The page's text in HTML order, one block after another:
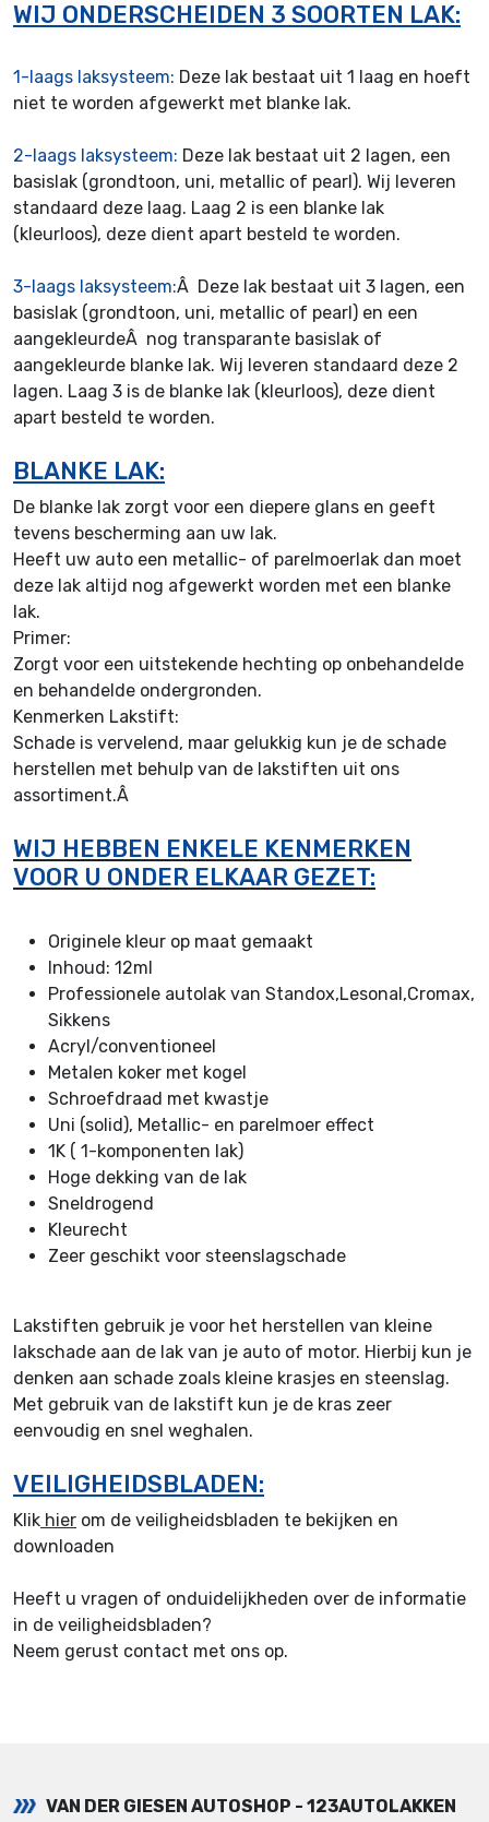
WIJ ONDERSCHEIDEN 3 SOORTEN LAK:
1-laags laksysteem: Deze lak bestaat uit 1 laag en hoeft
niet te worden afgewerkt met blanke lak.
2-laags laksysteem: Deze lak bestaat uit 2 lagen, een
basislak (grondtoon, uni, metallic of pearl). Wij leveren
standaard deze laag. Laag 2 is een blanke lak
(kleurloos), deze dient apart besteld te worden.
3-laags laksysteem:Â Deze lak bestaat uit 3 lagen, een
basislak (grondtoon, uni, metallic of pearl) en een
aangekleurdeÂ nog transparante basislak of
aangekleurde blanke lak. Wij leveren standaard deze 2
lagen. Laag 3 is de blanke lak (kleurloos), deze dient
apart besteld te worden.
BLANKE LAK:
De blanke lak zorgt voor een diepere glans en geeft
tevens bescherming aan uw lak.
Heeft uw auto een metallic- of parelmoerlak dan moet
deze lak altijd nog afgewerkt worden met een blanke
lak.
Primer:
Zorgt voor een uitstekende hechting op onbehandelde
en behandelde ondergronden.
Kenmerken Lakstift:
Schade is vervelend, maar gelukkig kun je de schade
herstellen met behulp van de lakstiften uit ons
assortiment.Â
WIJ HEBBEN ENKELE KENMERKEN
VOOR U ONDER ELKAAR GEZET:
Originele kleur op maat gemaakt
Inhoud: 12ml
Professionele autolak van Standox,Lesonal,Cromax,
Sikkens
Acryl/conventioneel
Metalen koker met kogel
Schroefdraad met kwastje
Uni (solid), Metallic- en parelmoer effect
1K ( 1-komponenten lak)
Hoge dekking van de lak
Sneldrogend
Kleurecht
Zeer geschikt voor steenslagschade
Lakstiften gebruik je voor het herstellen van kleine
lakschade aan de lak van je auto of motor. Hierbij kun je
denken aan schade zoals kleine krasjes en steenslag.
Met gebruik van de lakstift kun je de kras zeer
eenvoudig en snel weghalen.
VEILIGHEIDSBLADEN:
Klik hier om de veiligheidsbladen te bekijken en
downloaden
Heeft u vragen of onduidelijkheden over de informatie
in de veiligheidsbladen?
Neem gerust contact met ons op.
VAN DER GIESEN AUTOSHOP - 123AUTOLAKKEN